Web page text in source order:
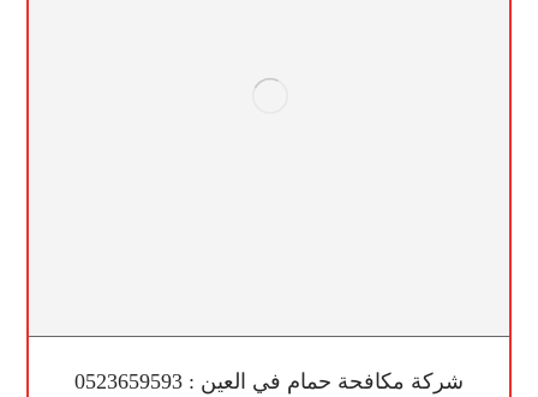
شركة مكافحة حمام في العين : 0523659593